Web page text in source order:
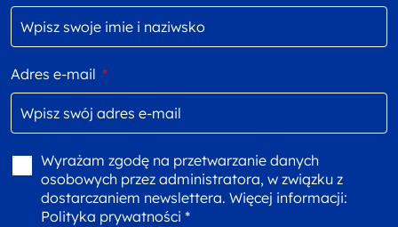
Adres e-mail *
Wyrażam zgodę na przetwarzanie danych
osobowych przez administratora, w związku z
dostarczaniem newslettera. Więcej informacji:
Polityka prywatności *